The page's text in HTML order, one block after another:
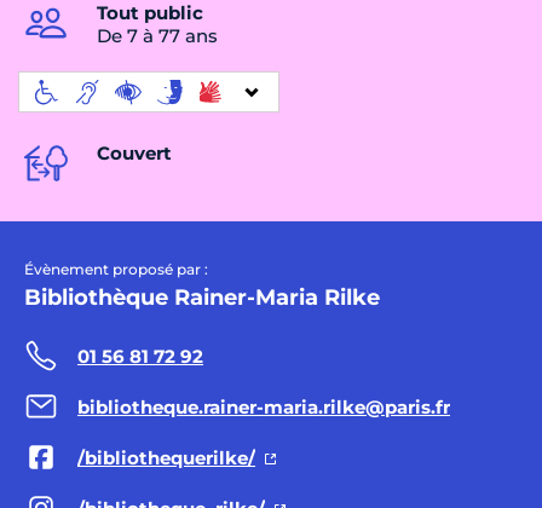
Tout public
De 7 à 77 ans
Couvert
Évènement proposé par :
Bibliothèque Rainer-Maria Rilke
01 56 81 72 92
bibliotheque.rainer-maria.rilke@paris.fr
/bibliothequerilke/